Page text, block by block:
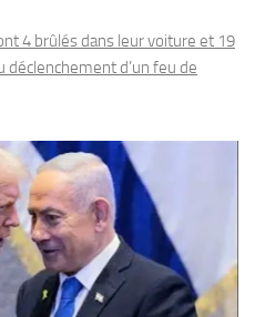
4 brûlés dans leur voiture et 19
d’un feu de